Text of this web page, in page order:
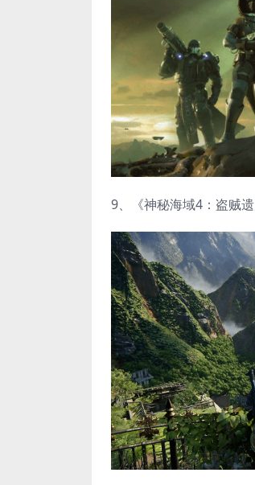
9、《神秘海域4：盗贼